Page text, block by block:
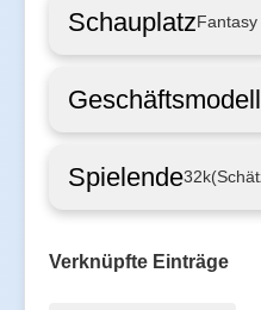
SchauplatzFantasy
Geschäftsmodell
Spielende32k
Verknüpfte Einträge